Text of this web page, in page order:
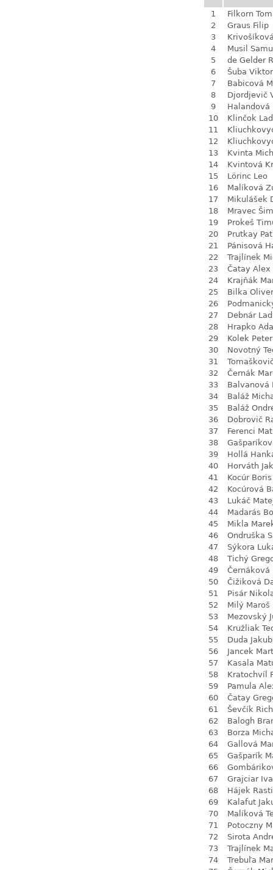
1
Filkorn
2
Graus Filip
3
4
Musil
5
de Gelder
6
Šuba Viktor
7
Babicová
8
Djordjevič
9
Halandová
10
Klinčok
11
12
13
Kvinta
14
Kvintová
15
Lörinc Leo
16
Malíková
17
Mikulášek
18
Mravec
19
Prokeš
20
Prutkay
21
Pánisová
22
Trajlínek
23
Čatay Alex
24
Krajňák
25
Bilka Oliver
26
27
Debnár
28
Hrapko
29
Kolek Peter
30
Novotný
31
32
Černák
33
Balvanová
34
Baláž
35
Baláž
36
Dobrovič
37
Ferenci
38
39
Hollá
40
Horváth
41
Kocúr Boris
42
Kocúrová
43
Lukáč
44
Madarás
45
Mikla
46
Ondruška
47
Sýkora
48
Tichý
49
Černáková
50
Čižiková
51
Pisár
52
Milý Maroš
53
Mezovský
54
Kružliak
55
Duda Jakub
56
Jancek
57
Kasala
58
Kratochvíl
59
Pamula
60
Čatay
61
Ševčík
62
Balogh
63
Borza
64
Gallová
65
Gašparík
66
67
Grajciar
68
Hájek
69
Kalafut
70
Malíková
71
Potoczny
72
Sirota
73
Trajlínek
74
Trebuľa